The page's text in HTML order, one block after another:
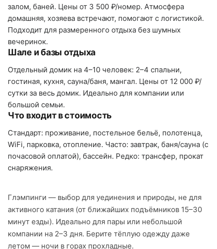
залом, баней. Цены от 3 500 ₽/номер. Атмосфера
домашняя, хозяева встречают, помогают с логистикой.
Подходит для размеренного отдыха без шумных
вечеринок.
Шале и базы отдыха
Отдельный домик на 4–10 человек: 2–4 спальни,
гостиная, кухня, сауна/баня, мангал. Цены от 12 000 ₽/
сутки за весь домик. Идеально для компании или
большой семьи.
Что входит в стоимость
Стандарт: проживание, постельное бельё, полотенца,
WiFi, парковка, отопление. Часто: завтрак, баня/сауна (с
почасовой оплатой), бассейн. Редко: трансфер, прокат
снаряжения.
Глэмпинги — выбор для уединения и природы, не для
активного катания (от ближайших подъёмников 15–30
минут езды). Идеально для пары или небольшой
компании на 2–3 дня. Берите тёплую одежду даже
летом — ночи в горах прохладные.